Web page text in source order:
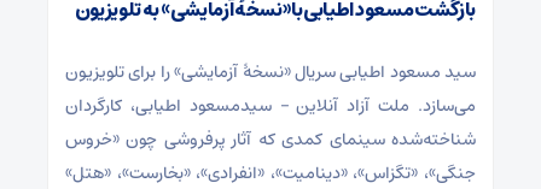
بازگشت مسعود اطیابی با «نسخهٔ آزمایشی» به تلویزیون
سید مسعود اطیابی سریال «نسخهٔ آزمایشی» را برای تلویزیون
می‌سازد. ملت آزاد آنلاین – سیدمسعود اطیابی، کارگردان
شناخته‌شده سینمای کمدی که آثار پرفروشی چون «خروس
جنگی»، «تگزاس»، «دینامیت»، «انفرادی»، «بخارست»، «هتل»